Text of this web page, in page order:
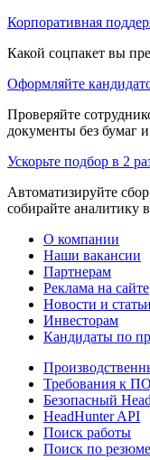
Корпоративная
Какой соцпакет вы
Оформляйте
Проверяйте
документы без бумаг
Ускорьте подбор в 2
Автоматизируйте
собирайте аналитику
О компании
Наши вакансии
Партнерам
Реклама на сайте
Новости и статьи
Инвесторам
Кандидаты по
Требования к ПО
Безопасный
HeadHunter API
Поиск работы
Поиск по резюме